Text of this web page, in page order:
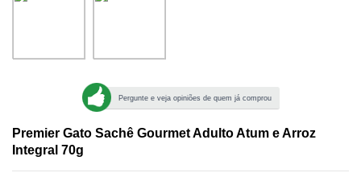
Pergunte e veja opiniões de quem já comprou
Premier Gato Sachê Gourmet Adulto Atum e Arroz
Integral 70g